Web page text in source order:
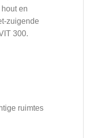
en
zuigende
300.
ruimtes